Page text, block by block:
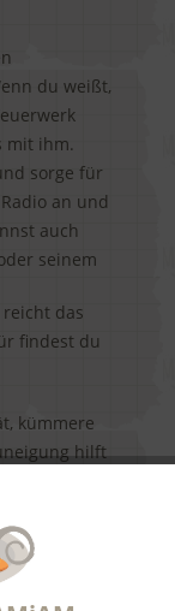
du weißt,
mit ihm.
sorge für
an und
auch
seinem
das
findest du
kümmere
hilft
reduzieren.
das,